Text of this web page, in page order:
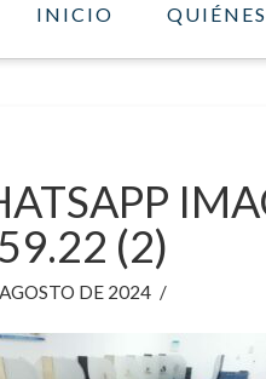
INICIO
(2)
DE 2024